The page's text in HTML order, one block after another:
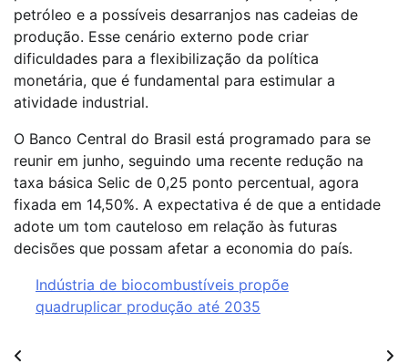
petróleo e a possíveis desarranjos nas cadeias de
produção. Esse cenário externo pode criar
dificuldades para a flexibilização da política
monetária, que é fundamental para estimular a
atividade industrial.
O Banco Central do Brasil está programado para se
reunir em junho, seguindo uma recente redução na
taxa básica Selic de 0,25 ponto percentual, agora
fixada em 14,50%. A expectativa é de que a entidade
adote um tom cauteloso em relação às futuras
decisões que possam afetar a economia do país.
Indústria de biocombustíveis propõe
quadruplicar produção até 2035